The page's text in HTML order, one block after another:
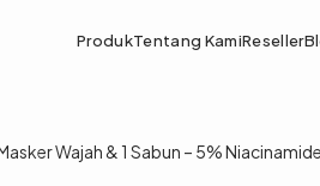
ProdukTentang KamiReseller
Wajah & 1 Sabun – 5%